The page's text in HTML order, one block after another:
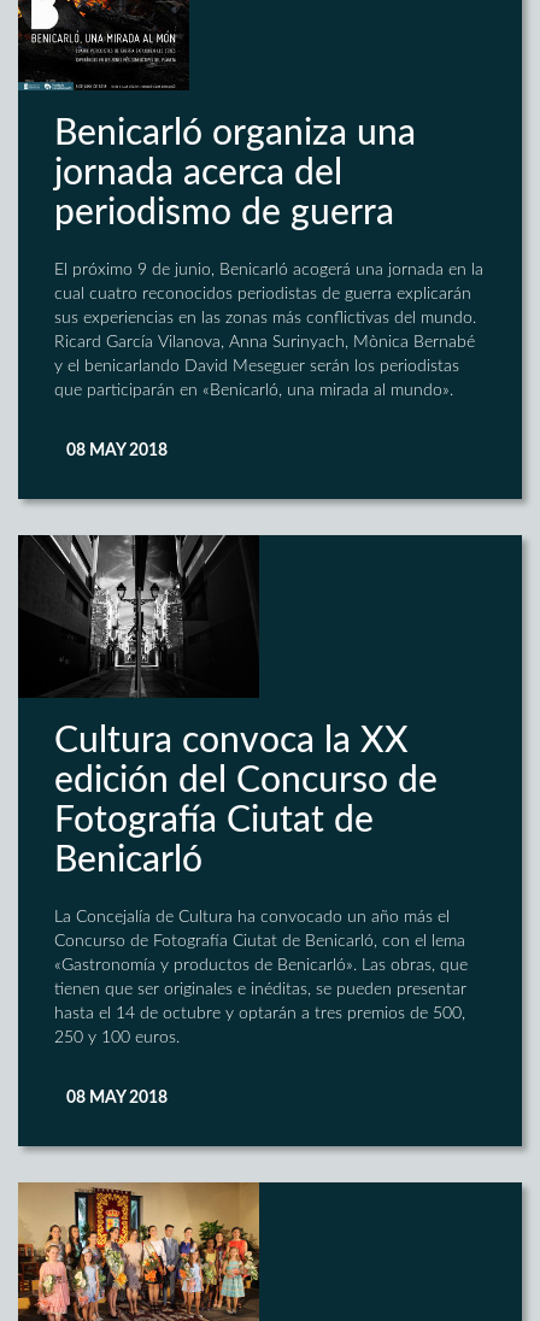
Benicarló organiza una
jornada acerca del
periodismo de guerra
El próximo 9 de junio, Benicarló acogerá una jornada en la
cual cuatro reconocidos periodistas de guerra explicarán
sus experiencias en las zonas más conflictivas del mundo.
Ricard García Vilanova, Anna Surinyach, Mònica Bernabé
y el benicarlando David Meseguer serán los periodistas
que participarán en «Benicarló, una mirada al mundo».
08 MAY 2018
Cultura convoca la XX
edición del Concurso de
Fotografía Ciutat de
Benicarló
La Concejalía de Cultura ha convocado un año más el
Concurso de Fotografía Ciutat de Benicarló, con el lema
«Gastronomía y productos de Benicarló». Las obras, que
tienen que ser originales e inéditas, se pueden presentar
hasta el 14 de octubre y optarán a tres premios de 500,
250 y 100 euros.
08 MAY 2018